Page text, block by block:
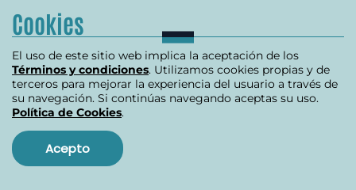
INVESTIGACIÓN REVISTA ALTERNATIVA
Se destapa crisis en la ANT
Cookies
El uso de este sitio web implica la aceptación de los
Términos y condiciones. Utilizamos cookies propias y de
terceros para mejorar la experiencia del usuario a través de
su navegación. Si continúas navegando aceptas su uso.
Política de Cookies.
Acepto